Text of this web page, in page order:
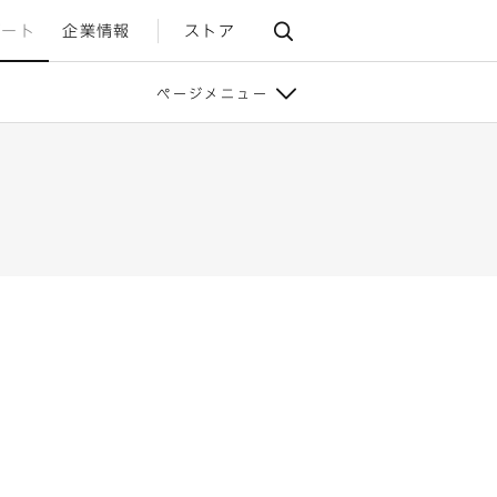
ト 企業情報 ストア
ページメニュー